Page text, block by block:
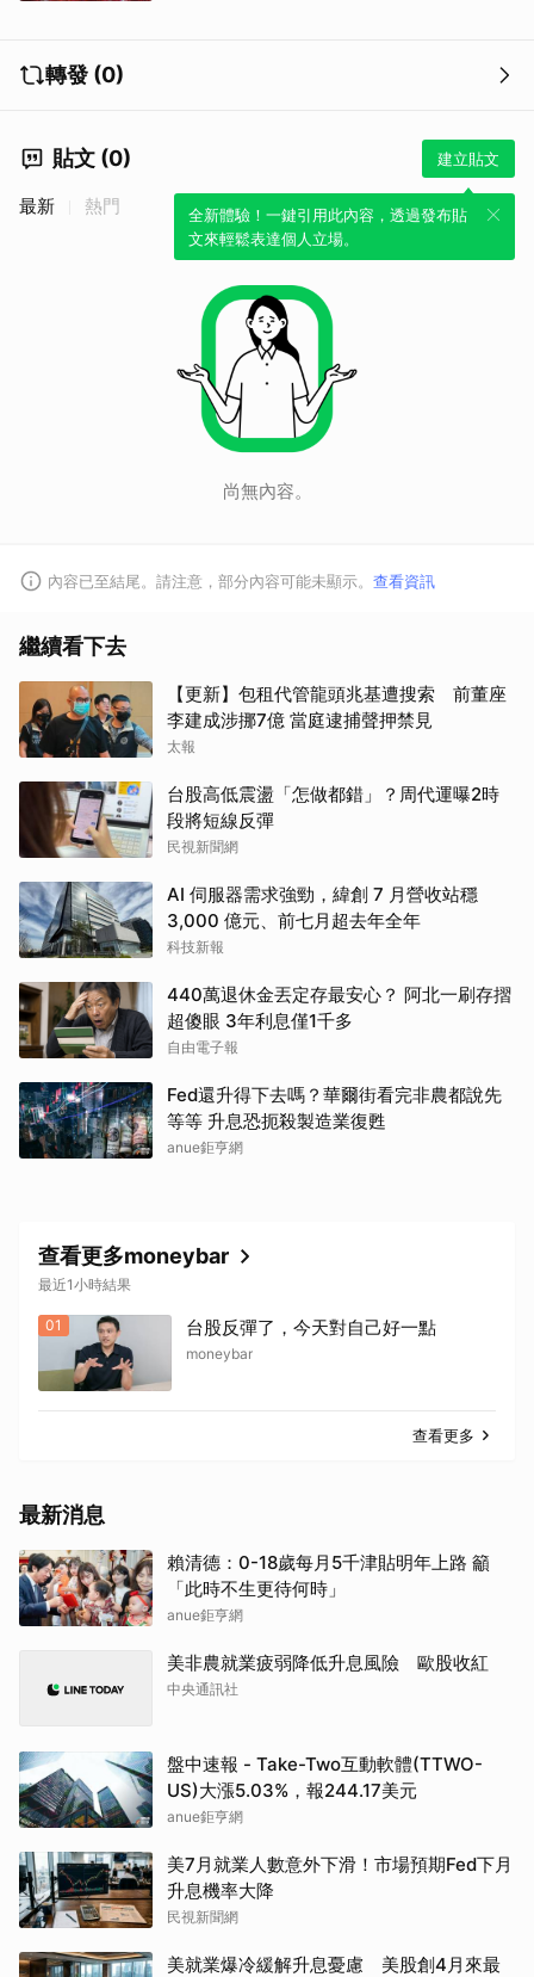
轉發 (0)
貼文 (0) 建立貼文
全新體驗！一鍵引用此內容，透過發布貼
文來輕鬆表達個人立場。
最新 熱門
尚無內容。
內容已至結尾。請注意，部分內容可能未顯示。 查看資訊
繼續看下去
【更新】包租代管龍頭兆基遭搜索 前董座
李建成涉挪7億 當庭逮捕聲押禁見
太報
台股高低震盪「怎做都錯」？周代運曝2時
段將短線反彈
民視新聞網
AI 伺服器需求強勁，緯創 7 月營收站穩
3,000 億元、前七月超去年全年
科技新報
440萬退休金丟定存最安心？ 阿北一刷存摺
超傻眼 3年利息僅1千多
自由電子報
Fed還升得下去嗎？華爾街看完非農都說先
等等 升息恐扼殺製造業復甦
anue鉅亨網
查看更多moneybar
最近1小時結果
01 台股反彈了，今天對自己好一點
moneybar
查看更多
最新消息
賴清德：0-18歲每月5千津貼明年上路 籲
「此時不生更待何時」
anue鉅亨網
美非農就業疲弱降低升息風險 歐股收紅
中央通訊社
盤中速報 - Take-Two互動軟體(TTWO-
US)大漲5.03%，報244.17美元
anue鉅亨網
美7月就業人數意外下滑！市場預期Fed下月
升息機率大降
民視新聞網
美就業爆冷緩解升息憂慮 美股創4月來最